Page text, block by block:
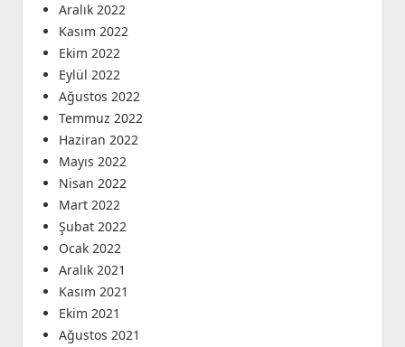
Aralık 2022
Kasım 2022
Ekim 2022
Eylül 2022
Ağustos 2022
Temmuz 2022
Haziran 2022
Mayıs 2022
Nisan 2022
Mart 2022
Şubat 2022
Ocak 2022
Aralık 2021
Kasım 2021
Ekim 2021
Ağustos 2021